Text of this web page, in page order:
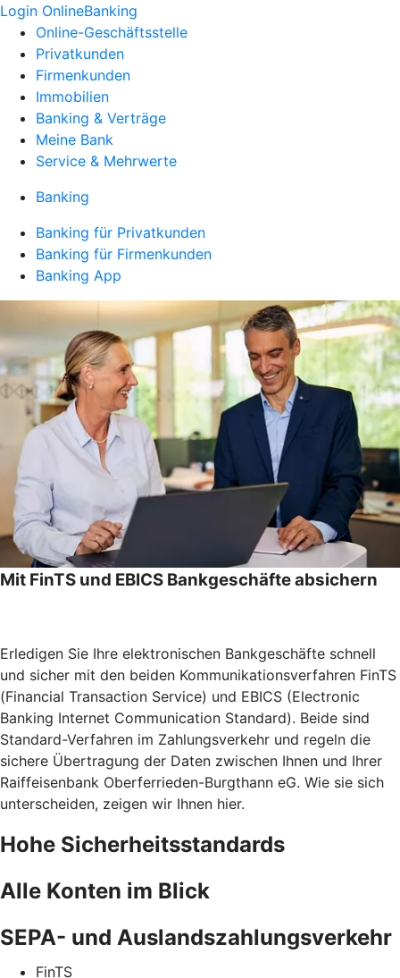
Login OnlineBanking
Online-Geschäftsstelle
Privatkunden
Firmenkunden
Immobilien
Banking & Verträge
Meine Bank
Service & Mehrwerte
Banking
Banking für Privatkunden
Banking für Firmenkunden
Banking App
Mit FinTS und EBICS Bankgeschäfte absichern
Erledigen Sie Ihre elektronischen Bankgeschäfte schnell
und sicher mit den beiden Kommunikationsverfahren FinTS
(Financial Transaction Service) und EBICS (Electronic
Banking Internet Communication Standard). Beide sind
Standard-Verfahren im Zahlungsverkehr und regeln die
sichere Übertragung der Daten zwischen Ihnen und Ihrer
Raiffeisenbank Oberferrieden-Burgthann eG. Wie sie sich
unterscheiden, zeigen wir Ihnen hier.
Hohe Sicherheitsstandards
Alle Konten im Blick
SEPA- und Auslandszahlungsverkehr
FinTS